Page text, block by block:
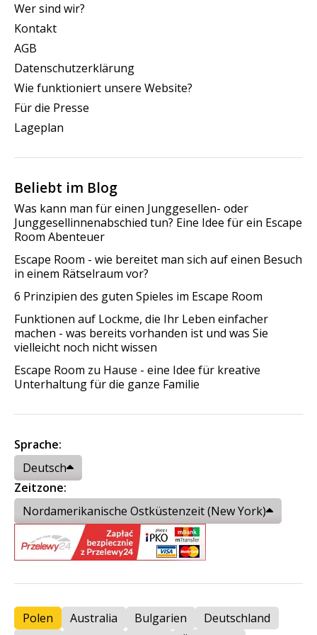
Wer sind wir?
Kontakt
AGB
Datenschutzerklärung
Wie funktioniert unsere Website?
Für die Presse
Lageplan
Beliebt im Blog
Was kann man für einen Junggesellen- oder
Junggesellinnenabschied tun? Eine Idee für ein Escape
Room Abenteuer
Escape Room - wie bereitet man sich auf einen Besuch
in einem Rätselraum vor?
6 Prinzipien des guten Spieles im Escape Room
Funktionen auf Lockme, die Ihr Leben einfacher
machen - was bereits vorhanden ist und was Sie
vielleicht noch nicht wissen
Escape Room zu Hause - eine Idee für kreative
Unterhaltung für die ganze Familie
Sprache:
Deutsch
Zeitzone:
Nordamerikanische Ostküstenzeit (New York)
Polen Australia Bulgarien
Deutschland